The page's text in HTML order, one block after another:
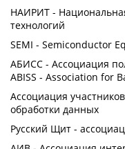
НАИРИТ -
технологий
SEMI - Semiconductor
АБИСС - Ассоциация
ABISS - Association for
Ассоциация
обработки данных
Русский Щит -